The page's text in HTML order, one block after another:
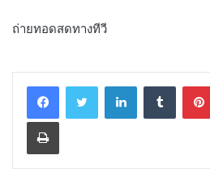
ถ่ายทอดสดทางทีวี
LinkedInTumblr
Print